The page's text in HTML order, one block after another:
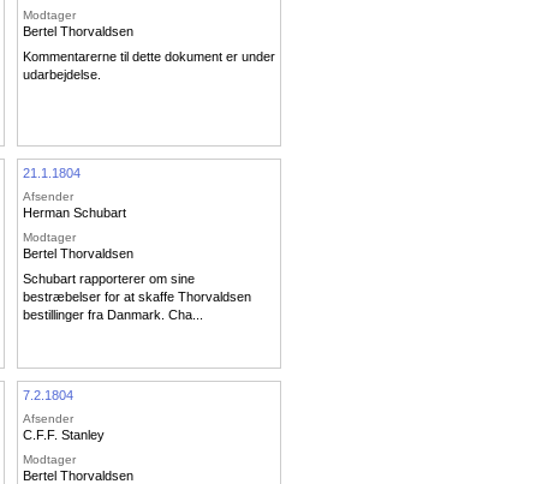
Modtager
Bertel Thorvaldsen
Kommentarerne til dette dokument er under
udarbejdelse.
21.1.1804
Afsender
Herman Schubart
Modtager
Bertel Thorvaldsen
Schubart rapporterer om sine
bestræbelser for at skaffe Thorvaldsen
bestillinger fra Danmark. Cha...
7.2.1804
Afsender
C.F.F. Stanley
Modtager
Bertel Thorvaldsen